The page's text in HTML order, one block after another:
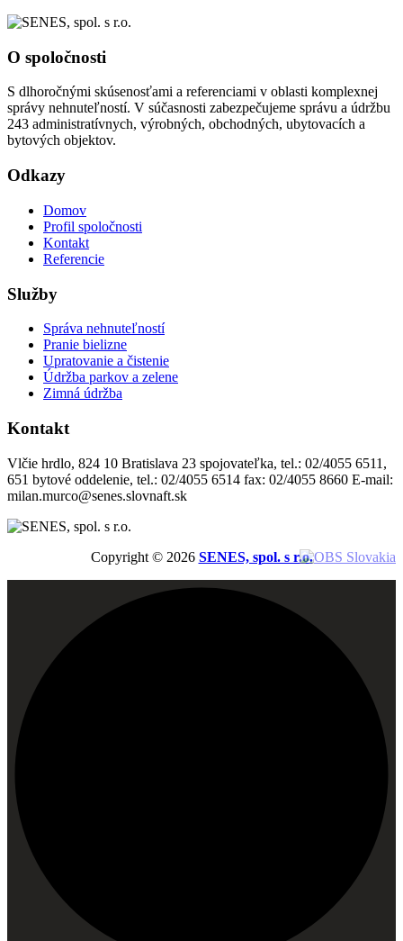
O spoločnosti
S dlhoročnými skúsenosťami a referenciami v oblasti komplexnej
správy nehnuteľností. V súčasnosti zabezpečujeme správu a údržbu
243 administratívnych, výrobných, obchodných, ubytovacích a
bytových objektov.
Odkazy
Domov
Profil spoločnosti
Kontakt
Referencie
Služby
Správa nehnuteľností
Pranie bielizne
Upratovanie a čistenie
Údržba parkov a zelene
Zimná údržba
Kontakt
Vlčie hrdlo, 824 10 Bratislava 23 spojovateľka, tel.: 02/4055 6511,
651 bytové oddelenie, tel.: 02/4055 6514 fax: 02/4055 8660 E-mail:
milan.murco@senes.slovnaft.sk
Copyright © 2026 SENES, spol. s r.o.